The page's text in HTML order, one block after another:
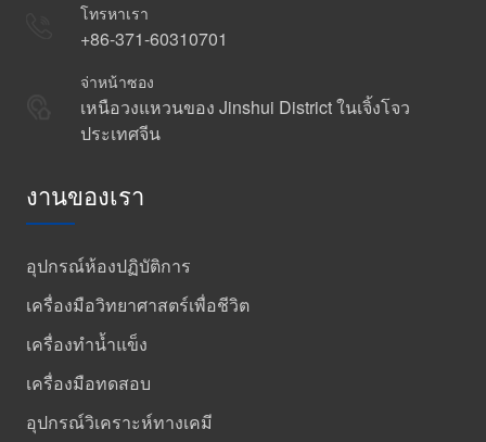
โทรหาเรา
+86-371-60310701
จ่าหน้าซอง
เหนือวงแหวนของ Jinshui District ในเจิ้งโจว
ประเทศจีน
งานของเรา
อุปกรณ์ห้องปฏิบัติการ
เครื่องมือวิทยาศาสตร์เพื่อชีวิต
เครื่องทำน้ำแข็ง
เครื่องมือทดสอบ
อุปกรณ์วิเคราะห์ทางเคมี